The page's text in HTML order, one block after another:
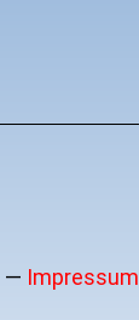
— Impressum